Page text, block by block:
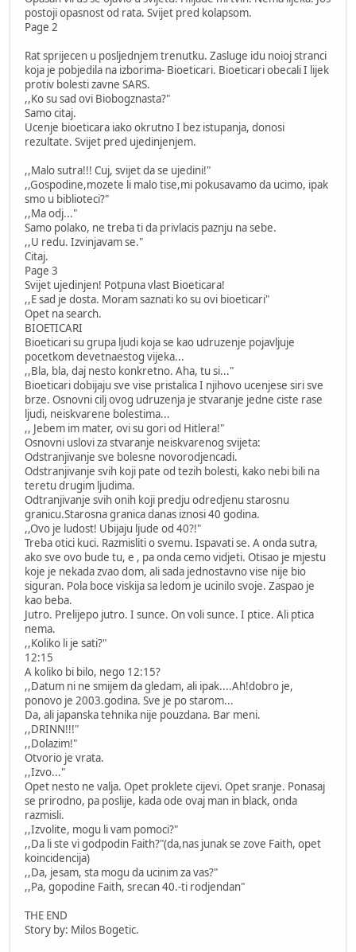
postoji opasnost od rata. Svijet pred kolapsom.
Page 2
Rat sprijecen u posljednjem trenutku. Zasluge idu noioj stranci
koja je pobjedila na izborima- Bioeticari. Bioeticari obecali I lijek
protiv bolesti zavne SARS.
,,Ko su sad ovi Biobogznasta?"
Samo citaj.
Ucenje bioeticara iako okrutno I bez istupanja, donosi
rezultate. Svijet pred ujedinjenjem.
,,Malo sutra!!! Cuj, svijet da se ujedini!"
,,Gospodine,mozete li malo tise,mi pokusavamo da ucimo, ipak
smo u biblioteci?"
,,Ma odj..."
Samo polako, ne treba ti da privlacis paznju na sebe.
,,U redu. Izvinjavam se."
Citaj.
Page 3
Svijet ujedinjen! Potpuna vlast Bioeticara!
,,E sad je dosta. Moram saznati ko su ovi bioeticari"
Opet na search.
BIOETICARI
Bioeticari su grupa ljudi koja se kao udruzenje pojavljuje
pocetkom devetnaestog vijeka...
,,Bla, bla, daj nesto konkretno. Aha, tu si..."
Bioeticari dobijaju sve vise pristalica I njihovo ucenjese siri sve
brze. Osnovni cilj ovog udruzenja je stvaranje jedne ciste rase
ljudi, neiskvarene bolestima...
,, Jebem im mater, ovi su gori od Hitlera!"
Osnovni uslovi za stvaranje neiskvarenog svijeta:
Odstranjivanje sve bolesne novorodjencadi.
Odstranjivanje svih koji pate od tezih bolesti, kako nebi bili na
teretu drugim ljudima.
Odtranjivanje svih onih koji predju odredjenu starosnu
granicu.Starosna granica danas iznosi 40 godina.
,,Ovo je ludost! Ubijaju ljude od 40?!"
Treba otici kuci. Razmisliti o svemu. Ispavati se. A onda sutra,
ako sve ovo bude tu, e , pa onda cemo vidjeti. Otisao je mjestu
koje je nekada zvao dom, ali sada jednostavno vise nije bio
siguran. Pola boce viskija sa ledom je ucinilo svoje. Zaspao je
kao beba.
Jutro. Prelijepo jutro. I sunce. On voli sunce. I ptice. Ali ptica
nema.
,,Koliko li je sati?"
12:15
A koliko bi bilo, nego 12:15?
,,Datum ni ne smijem da gledam, ali ipak....Ah!dobro je,
ponovo je 2003.godina. Sve je po starom...
Da, ali japanska tehnika nije pouzdana. Bar meni.
,,DRINN!!!"
,,Dolazim!"
Otvorio je vrata.
,,Izvo..."
Opet nesto ne valja. Opet proklete cijevi. Opet sranje. Ponasaj
se prirodno, pa poslije, kada ode ovaj man in black, onda
razmisli.
,,Izvolite, mogu li vam pomoci?"
,,Da li ste vi godpodin Faith?"(da,nas junak se zove Faith, opet
koincidencija)
,,Da, jesam, sta mogu da ucinim za vas?"
,,Pa, gopodine Faith, srecan 40.-ti rodjendan"
THE END
Story by: Milos Bogetic.